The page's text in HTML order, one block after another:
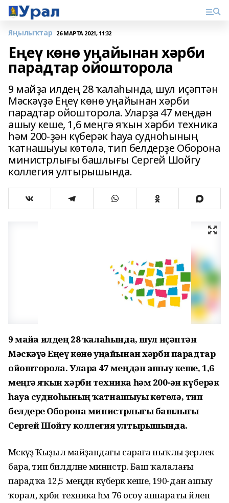
Яңылыҡтар 26 МАРТА 2021, 11:32
Еңеү көнө уңайынан хәрби
парадтар ойошторола
9 майҙа илдең 28 ҡалаһында, шул иҫәптән
Мәскәүҙә Еңеү көнө уңайынан хәрби
парадтар ойошторола. Уларҙа 47 меңдән
ашыу кеше, 1,6 меңгә яҡын хәрби техника
һәм 200-ҙән күберәк һауа судноһының
ҡатнашыуы көтөлә, тип белдерҙе Оборона
министрлығы башлығы Сергей Шойгу
коллегия ултырышында.
9 майҙа илдең 28 ҡалаһында, шул иҫәптән
Мәскәүҙә Еңеү көнө уңайынан хәрби парадтар
ойошторола. Уларҙа 47 меңдән ашыу кеше, 1,6
меңгә яҡын хәрби техника һәм 200-ҙән күберәк
һауа судноһының ҡатнашыуы көтөлә, тип
белдерҙе Оборона министрлығы башлығы
Сергей Шойгу коллегия ултырышында.
Мәскәүҙә Ҡыҙыл майҙандағы сараға ныҡлы әҙерлек
бара, тип билдәләне министр. Баш ҡалалағы
парадҡа 12,5 меңдән күберәк кеше, 190-дан ашыу
ҡорал, хәрби техника һәм 76 осоу аппараты йәлеп